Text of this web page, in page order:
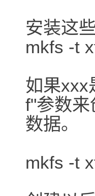
安装这
mkfs -t
如果xxx
f"参数
数据。
mkfs -t